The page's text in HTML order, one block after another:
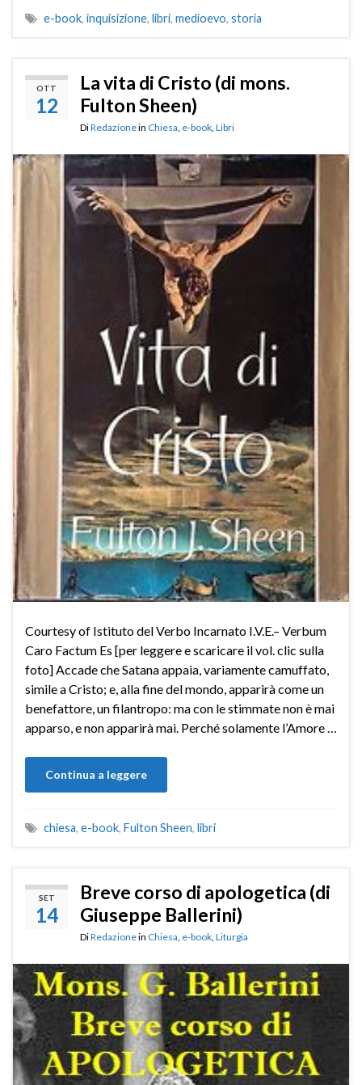
e-book, inquisizione, libri, medioevo, storia
OTT
12
La vita di Cristo (di mons.
Fulton Sheen)
DiRedazionein Chiesa e-book Libri
Courtesy of Istituto del Verbo Incarnato I.V.E.– Verbum
Caro Factum Es [per leggere e scaricare il vol. clic sulla
foto] Accade che Satana appaia, variamente camuffato,
simile a Cristo; e, alla fine del mondo, apparirà come un
benefattore, un filantropo: ma con le stimmate non è mai
apparso, e non apparirà mai. Perché solamente l’Amore …
Continua a leggere
chiesa, e-book, Fulton Sheen, libri
SET
14
Breve corso di apologetica (di
Giuseppe Ballerini)
DiRedazionein Chiesa e-book Liturgia